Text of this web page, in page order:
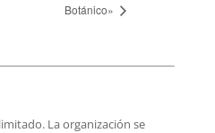
Botánico»
La organización se